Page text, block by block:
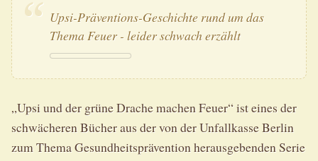
Upsi-Präventions-Geschichte rund um das
Thema Feuer - leider schwach erzählt
„Upsi und der grüne Drache machen Feuer“ ist eines der
schwächeren Bücher aus der von der Unfallkasse Berlin
zum Thema Gesundheitsprävention herausgebenden Serie